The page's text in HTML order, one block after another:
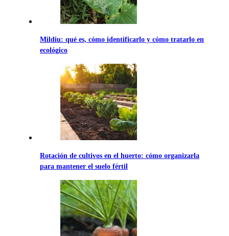
Mildiu: qué es, cómo identificarlo y cómo tratarlo en
ecológico
Rotación de cultivos en el huerto: cómo organizarla
para mantener el suelo fértil